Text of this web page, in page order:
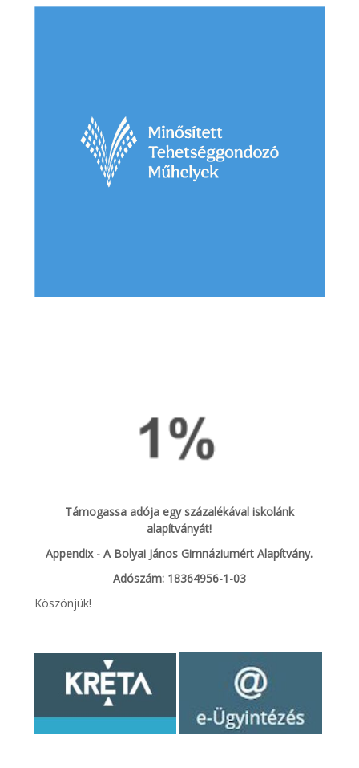
Támogassa adója egy százalékával iskolánk
alapítványát!
Appendix - A Bolyai János Gimnáziumért Alapítvány.
Adószám: 18364956-1-03
Köszönjük!